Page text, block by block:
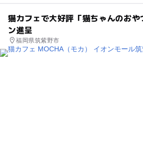
猫カフェで大好評「猫ちゃんのお
ン進呈
福岡県筑紫野市